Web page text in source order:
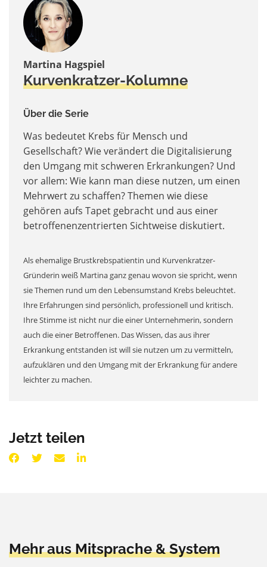
Martina Hagspiel
Kurvenkratzer-Kolumne
Über die Serie
Was bedeutet Krebs für Mensch und
Gesellschaft? Wie verändert die Digitalisierung
den Umgang mit schweren Erkrankungen? Und
vor allem: Wie kann man diese nutzen, um einen
Mehrwert zu schaffen? Themen wie diese
gehören aufs Tapet gebracht und aus einer
betroffenenzentrierten Sichtweise diskutiert.
Als ehemalige Brustkrebspatientin und Kurvenkratzer-
Gründerin weiß Martina ganz genau wovon sie spricht, wenn
sie Themen rund um den Lebensumstand Krebs beleuchtet.
Ihre Erfahrungen sind persönlich, professionell und kritisch.
Ihre Stimme ist nicht nur die einer Unternehmerin, sondern
auch die einer Betroffenen. Das Wissen, das aus ihrer
Erkrankung entstanden ist will sie nutzen um zu vermitteln,
aufzuklären und den Umgang mit der Erkrankung für andere
leichter zu machen.
Jetzt teilen
Mehr aus Mitsprache & System